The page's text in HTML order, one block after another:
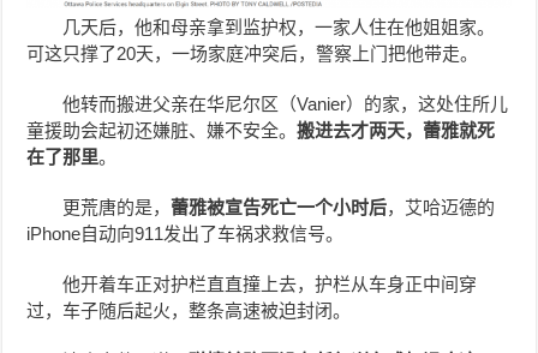
几天后，他和母亲拿到监护权，一家人住在他姐姐家。
可这只撑了20天，一场家庭冲突后，警察上门把他带走。
他转而搬进父亲在华尼尔区（Vanier）的家，这处住所儿
童援助会起初还嫌脏、嫌不安全。搬进去才两天，蕾雅就死
在了那里。
更荒唐的是，蕾雅被宣告死亡一个小时后，艾哈迈德的
iPhone自动向911发出了车祸求救信号。
他开着车正对护栏直直撞上去，护栏从车身正中间穿
过，车子随后起火，整条高速被迫封闭。